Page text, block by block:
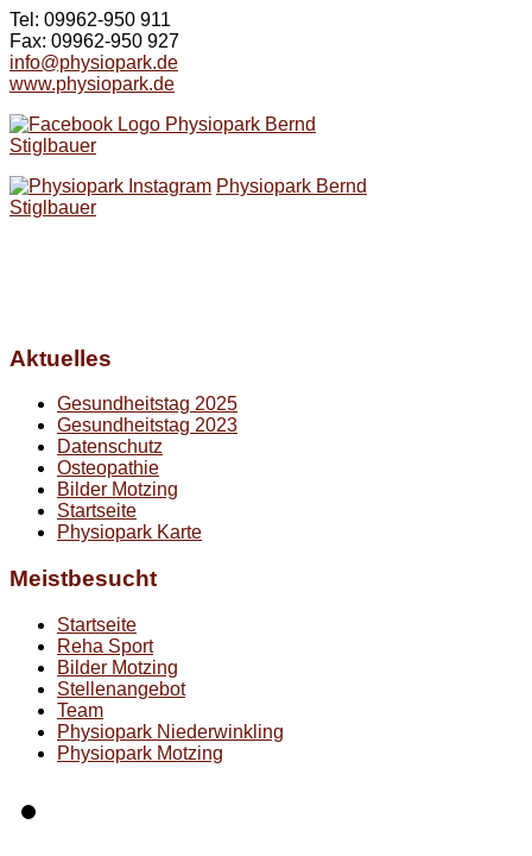
Tel: 09962-950 911
Fax: 09962-950 927
info@physiopark.de
www.physiopark.de
Physiopark Bernd
Stiglbauer
Physiopark Bernd
Stiglbauer
Aktuelles
Gesundheitstag 2025
Gesundheitstag 2023
Datenschutz
Osteopathie
Bilder Motzing
Startseite
Physiopark Karte
Meistbesucht
Startseite
Reha Sport
Bilder Motzing
Stellenangebot
Team
Physiopark Niederwinkling
Physiopark Motzing